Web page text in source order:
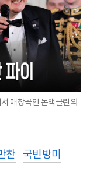
애창곡인 돈맥클린의
찬 국빈방미